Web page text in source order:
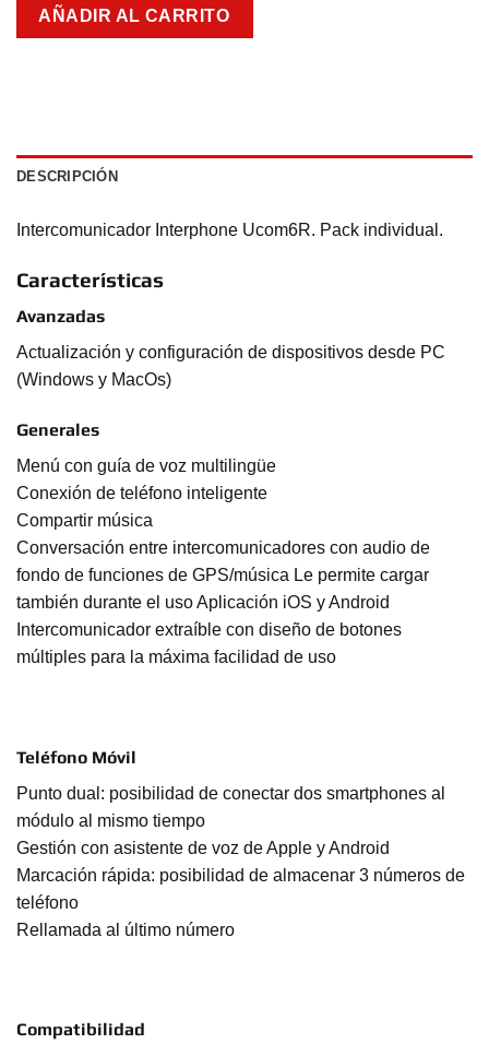
AÑADIR AL CARRITO
DESCRIPCIÓN
Intercomunicador Interphone Ucom6R. Pack individual.
Características
Avanzadas
Actualización y configuración de dispositivos desde PC
(Windows y MacOs)
Generales
Menú con guía de voz multilingüe
Conexión de teléfono inteligente
Compartir música
Conversación entre intercomunicadores con audio de
fondo de funciones de GPS/música Le permite cargar
también durante el uso Aplicación iOS y Android
Intercomunicador extraíble con diseño de botones
múltiples para la máxima facilidad de uso
Teléfono Móvil
Punto dual: posibilidad de conectar dos smartphones al
módulo al mismo tiempo
Gestión con asistente de voz de Apple y Android
Marcación rápida: posibilidad de almacenar 3 números de
teléfono
Rellamada al último número
Compatibilidad